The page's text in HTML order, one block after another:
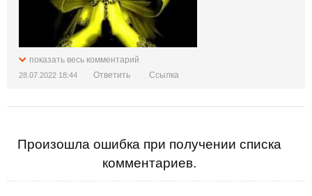
показать весь комментарий
28.07.2022 18:44 Ответить Ссылка
Произошла ошибка при получении списка
комментариев.